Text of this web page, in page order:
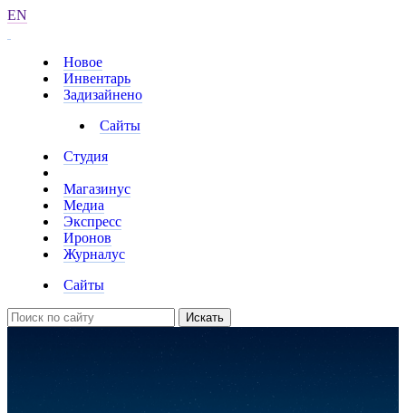
EN
Новое
Инвентарь
Задизайнено
Сайты
Студия
Магазинус
Медиа
Экспресс
Иронов
Журналус
Сайты
Искать